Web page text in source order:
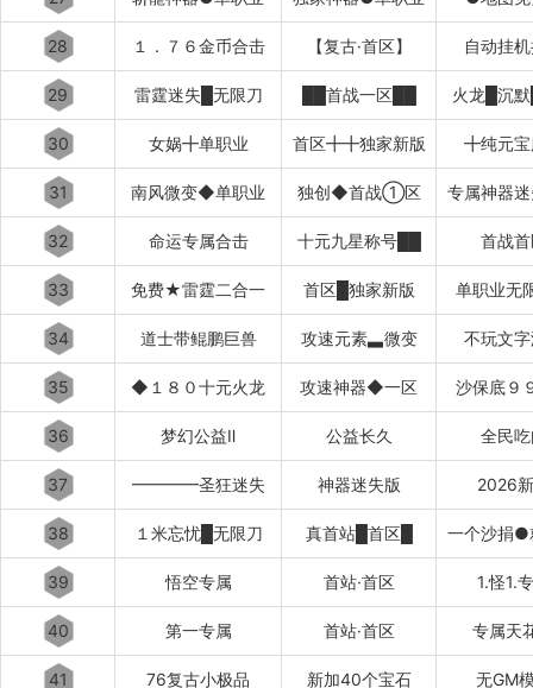
28 １．７６金币合击 【复古·首区】 自动挂
29 雷霆迷失█无限刀 ██首战一区██ 火龙█沉
30 女娲╋单职业 首区╋╋独家新版 ╋纯元
31 南风微变◆单职业 独创◆首战①区 专属神器
32 命运专属合击 十元九星称号██ 首战
33 免费★雷霆二合一 首区█独家新版 单职业无
34 道士带鲲鹏巨兽 攻速元素▃微变 不玩文
35 ◆１８０十元火龙 攻速神器◆一区 沙保底９
36 梦幻公益Ⅱ 公益长久 全民
37 ━━━━圣狂迷失 神器迷失版 2026
38 １米忘忧█无限刀 真首站█首区█ 一个沙捐●
39 悟空专属 首站·首区 1.怪1.
40 第一专属 首站·首区 专属天
41 76复古小极品 新加40个宝石 无GM